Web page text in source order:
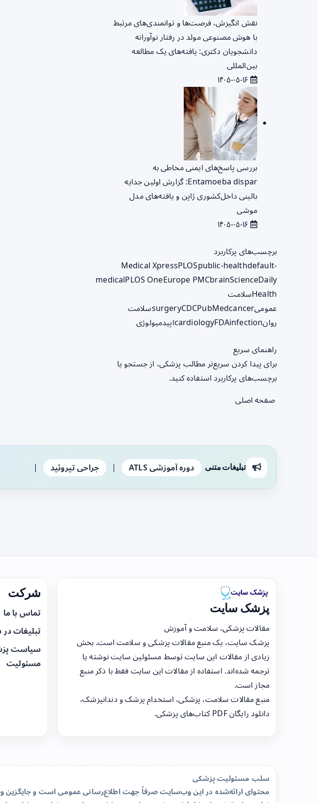
نقش انگیزش، فرصت‌ها و توانمندی‌های مرتبط
با هوش مصنوعی مولد در رفتار نوآورانه
دانشجویان دکتری: یافته‌های یک مطالعه
بین‌المللی
بررسی پاسخ‌های ایمنی مخاطی به
Entamoeba dispar: گزارش اولین جدایه
بالینی داخل‌کشوری ژاپن و یافته‌های مدل
موشی
برچسب‌های پرکاربرد
Medical XpressPLOSpublic-healthdefault-
medicalPLOS OneEurope PMCbrainScienceDaily
Healthسلامت
عمومی
surgeryCDCPubMedcancer
سلامت
روان
cardiologyFDAinfection اپیدمیولوژی
راهنمای سریع
برای پیدا کردن سریع‌تر مطالب پزشکی، از جستجو یا
برچسب‌های پرکاربرد استفاده کنید.
صفحه اصلی
تبلیغات متنی دوره آموزشی ATLS | جراحی تیروئید |
پزشک سایت
مقالات پزشکی، سلامت و آموزش
پزشک سایت، یک منبع مقالات پزشکی و سلامت است. بخش
زیادی از مقالات این سایت توسط مسئولین سایت نوشته یا
ترجمه شده‌اند. استفاده از مقالات این سایت فقط با ذکر منبع
مجاز است.
منبع مقالات سلامت، پزشکی، استخدام پزشک و دندانپزشک،
دانلود رایگان PDF کتاب‌های پزشکی.
شرکت
تماس با ما
تبلیغات
سیاست
مسئولیت
سلب مسئولیت پزشکی
محتوای ارائه‌شده در این وب‌سایت صرفاً جهت اطلاع‌رسانی عمومی است و